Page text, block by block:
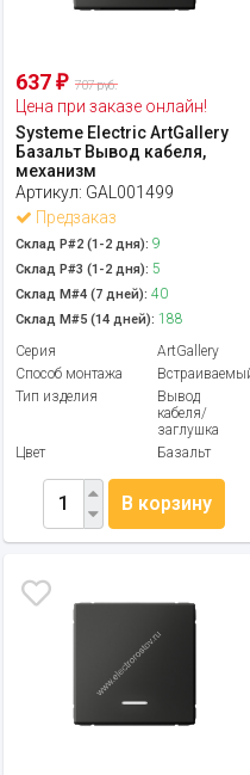
637₽ 707 руб.
Цена при заказе онлайн!
Systeme Electric ArtGallery
Базальт Вывод кабеля,
механизм
Артикул: GAL001499
Предзаказ
Склад Р#2 (1-2 дня): 9
Склад Р#3 (1-2 дня): 5
Склад М#4 (7 дней): 40
Склад М#5 (14 дней): 188
Серия
ArtGallery
Способ монтажа
Тип изделия
Вывод
кабеля/
заглушка
Цвет
Базальт
В корзину